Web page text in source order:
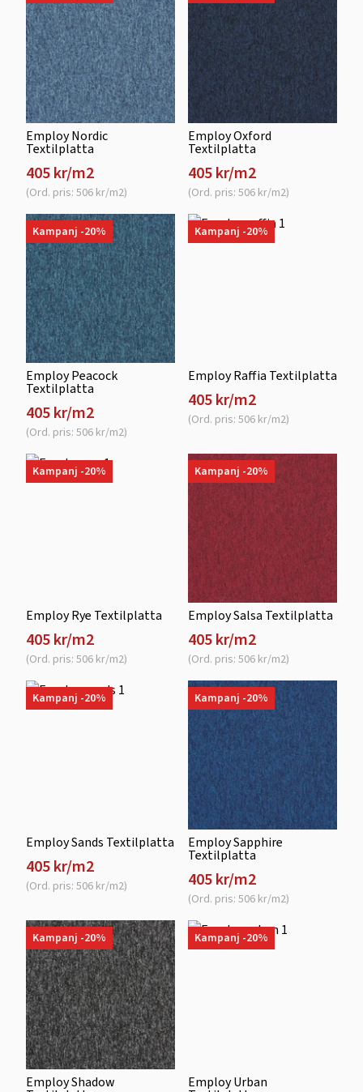
Employ Nordic
Textilplatta
405 kr/m2
(Ord. pris: 506 kr/m2)
Employ Oxford
Textilplatta
405 kr/m2
(Ord. pris: 506 kr/m2)
Kampanj -20%
Employ Peacock
Textilplatta
405 kr/m2
(Ord. pris: 506 kr/m2)
Kampanj -20%
Employ Raffia Textilplatta
405 kr/m2
(Ord. pris: 506 kr/m2)
Kampanj -20%
Employ Rye Textilplatta
405 kr/m2
(Ord. pris: 506 kr/m2)
Kampanj -20%
Employ Salsa Textilplatta
405 kr/m2
(Ord. pris: 506 kr/m2)
Kampanj -20%
Employ Sands Textilplatta
405 kr/m2
(Ord. pris: 506 kr/m2)
Kampanj -20%
Employ Sapphire
Textilplatta
405 kr/m2
(Ord. pris: 506 kr/m2)
Kampanj -20%
Employ Shadow
Kampanj -20%
Employ Urban